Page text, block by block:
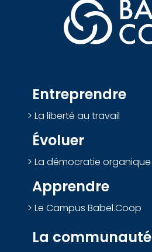
Entreprendre
La liberté au travail
Évoluer
La démocratie organique
Apprendre
Le Campus Babel.Coop
La communauté